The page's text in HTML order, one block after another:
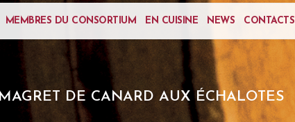
MAGRET DE CANARD AUX ÉCHALOTES
MEMBRES DU CONSORTIUM EN CUISINE NEWS CONTACTS